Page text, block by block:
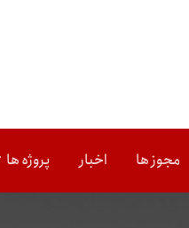
مجوز ها اخبار پروژه ها